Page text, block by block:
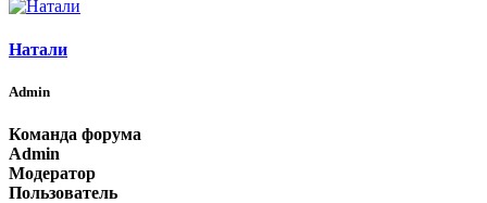
Натали
Admin
Команда форума
Admin
Модератор
Пользователь